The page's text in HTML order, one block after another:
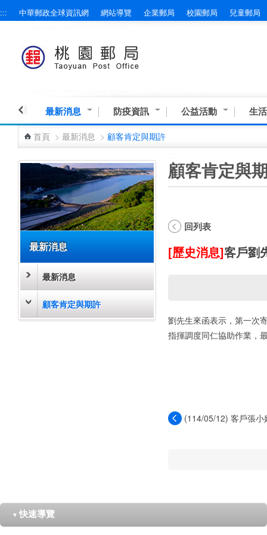
跳到主要內容區塊
::: 中華郵政全球資訊網 網站導覽 企業郵局 校園郵局 兒童郵局
最新消息 防疫資訊 公益活動 生
首頁 > 最新消息 > 顧客肯定與期許
最新消息
最新消息
顧客肯定與期許
顧客肯定與
回列表
[歷史消息]客戶劉
劉先生來函表示，第一次
指揮調度同仁協助作業，
(114/05/12) 客戶張
▼ 快速導覽